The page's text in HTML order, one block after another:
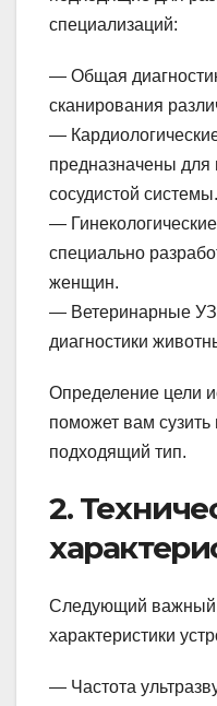
специализаций:
— Общая
сканирования
—
предназначены для
сосудистой системы.
—
специально
женщин.
— Ветеринарные
диагностики
Определение цели
поможет вам
подходящий тип.
2.
Следующий важный
характеристики
— Частота